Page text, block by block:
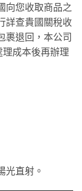
向您收取商品之
詳查貴國關稅收
裹退回，本公司
成本後再辦理
光直射。